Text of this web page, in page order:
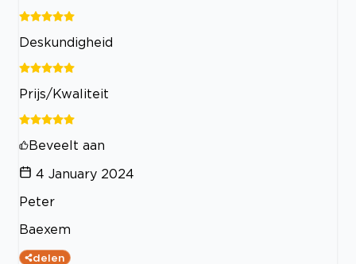
Deskundigheid
Prijs/Kwaliteit
Beveelt aan
4 January 2024
Peter
Baexem
delen